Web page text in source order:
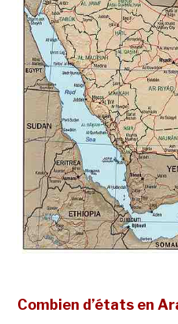
Combien d’états en